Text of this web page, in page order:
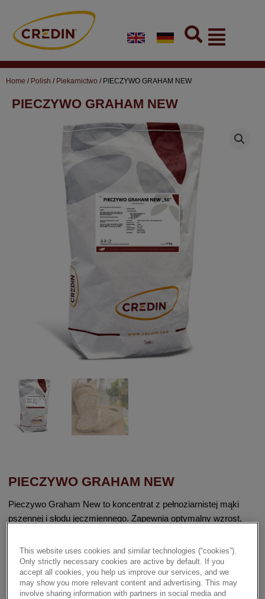
content
Flyout
Menu
Home / Polish / Piekarnictwo / PIECZYWO GRAHAM NEW
PIECZYWO GRAHAM NEW
PIECZYWO GRAHAM NEW
Pieczywo Graham New to koncentrat z pełnoziarnistej mąki
pszennej i słodu jęczmiennego. Zapewnia optymalny wzrost,
Idealny do chleba i bułek.
✔ Intensywny smak
This website uses cookies and similar technologies (“cookies”).
Only strictly necessary cookies are active by default. If you
accept all cookies, you help us improve our services, and we
may show you more relevant content and advertising. This may
involve sharing information with partners in social media and